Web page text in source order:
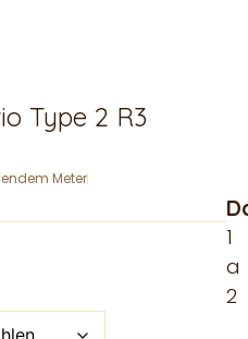
Type 2 R3
Meter
1
a
2